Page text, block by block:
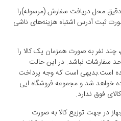
محل دریافت سفارش (مرسوله)را
ثبت آدرس اشتباه هزینه‌های ناشی
نفر به صورت همزمان یک کالا را
سفارشات نباشد. در این حالت
است.بدیهی است که وجه پرداخت
خواهد شد و مجموعه فروشگاه ایی
فوق ندارد.
در جهت توزیع کالا به صورت